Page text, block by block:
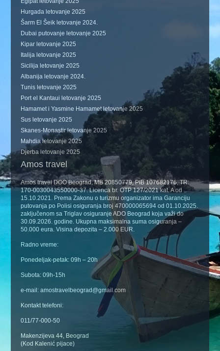
Hurgada letovanje 2025
Šarm El Šeik letovanje 2024.
Dubai putovanje letovanje 2025
Kipar letovanje 2025
Italija letovanje 2025
Sicilija letovanje 2025
Albanija letovanje 2024.
Tunis letovanje 2025
Port el Kantaui letovanje 2025
Hamamet i Yasmine Hamamet letovanje 2025
Sus letovanje 2025
Skanes-Monastir letovanje 2025
Mahdia letovanje 2025
Djerba letovanje 2025
Amos travel
Amos travel DOO Beograd, MB 20850779, PIB 107682176, TR:
170-0030043550000-37. Licenca br. OTP 127/2021 kat. A od
15.10.2021. Prema Zakonu o turizmu organizator ima Garanciju
putovanja po Polisi osiguranja broj 470000065694 od 01.10.2025.
zaključenom sa Triglav osiguranje ADO Beograd koja važi do
30.09.2026. godine. Ukupna maksimalna suma osiguranja –
50.000 eura. Visina depozita – 2.000 EUR.
Radno vreme:
Ponedeljak-petak: 09h – 20h
Subota: 09h-15h
e-mail: amostravelbeograd@gmail.com
Kontakt telefoni:
011/77-000-50
Makenzijeva 44, Beograd
(Kod Kalenić pijace)